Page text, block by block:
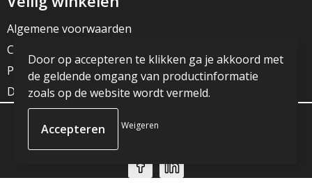
Algemene voorwaarden
Cookieverklaring
Privacyverklaring
Disclaimer
© Copyright JG Reclame 2023
Door op accepteren te klikken ga je akkoord met
de geldende omgang van productinformatie
zoals op de website wordt vermeld.
Weigeren